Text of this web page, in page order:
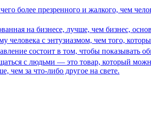
более презренного и жалкого, чем
на бизнесе, лучше, чем бизнес,
человека с энтузиазмом, чем того,
состоит в том, чтобы показывать
с людьми — это товар, который
чем за что-либо другое на свете.